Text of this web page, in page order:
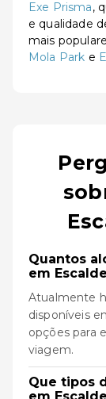
Exe Prisma,
e qualidade
mais
Mola Park e
Quantos
em
Atualmente
disponíveis
opções para
viagem.
Que tipos